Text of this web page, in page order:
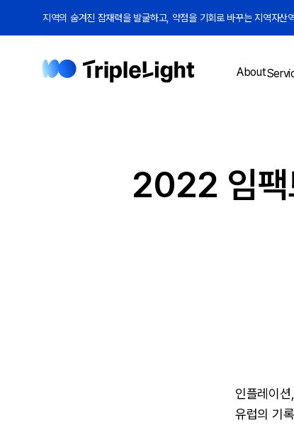
지역의 숨겨진 잠재력을 발굴하고, 약점을 기회로 바꾸는 지역자산
About
2022 임팩
인플레이
유럽의 기